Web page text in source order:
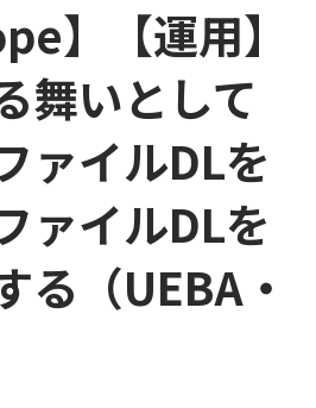
】【運用】
舞いとして
ァイルDLを
ァイルDLを
る（UEBA・